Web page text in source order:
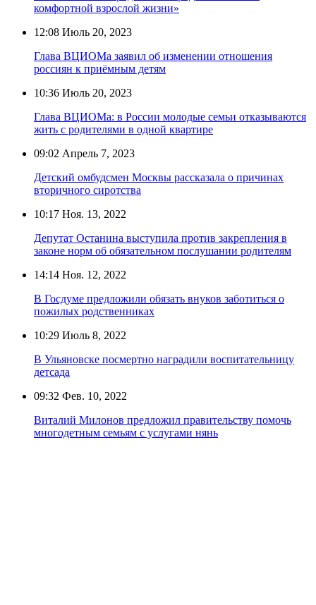
комфортной взрослой жизни»
12:08 Июль 20, 2023
Глава ВЦИОМа заявил об изменении отношения
россиян к приёмным детям
10:36 Июль 20, 2023
Глава ВЦИОМа: в России молодые семьи отказываются
жить с родителями в одной квартире
09:02 Апрель 7, 2023
Детский омбудсмен Москвы рассказала о причинах
вторичного сиротства
10:17 Ноя. 13, 2022
Депутат Останина выступила против закрепления в
законе норм об обязательном послушании родителям
14:14 Ноя. 12, 2022
В Госдуме предложили обязать внуков заботиться о
пожилых родственниках
10:29 Июль 8, 2022
В Ульяновске посмертно наградили воспитательницу
детсада
09:32 Фев. 10, 2022
Виталий Милонов предложил правительству помочь
многодетным семьям с услугами нянь